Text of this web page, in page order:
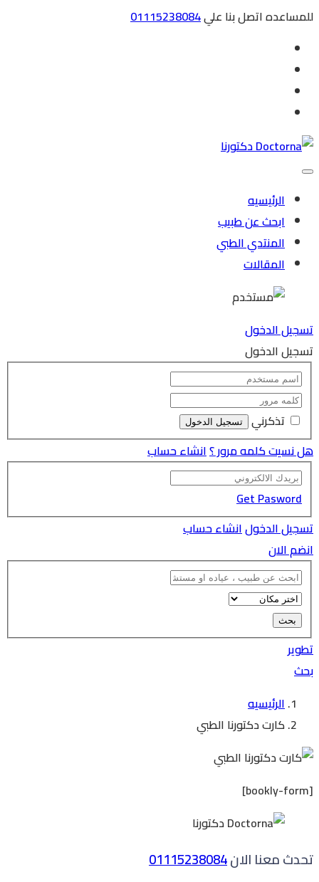
للمساعده اتصل بنا علي01115238084
الرئيسيه
ابحث عن طبيب
المنتدي الطبي
المقالات
تسجيل الدخول
تسجيل الدخول
تذكرني
هل نسيت كلمه مرور ؟انشاء حساب
Get Pasword
تسجيل الدخولانشاء حساب
انضم الان
تطوير
بحث
الرئيسيه
كارت دكتورنا الطبي
[bookly-form]
تحدث معنا الان01115238084